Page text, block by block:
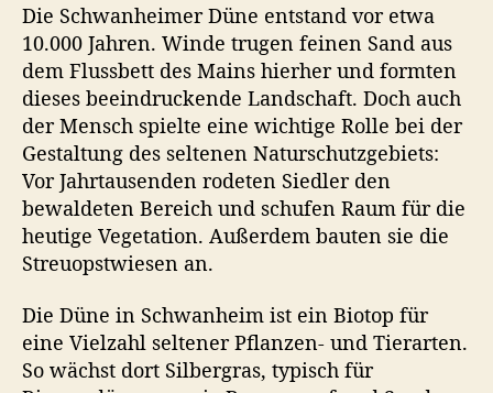
e
Die Schwanheimer Düne entstand vor etwa
10.000 Jahren. Winde trugen feinen Sand aus
dem Flussbett des Mains hierher und formten
dieses beeindruckende Landschaft. Doch auch
der Mensch spielte eine wichtige Rolle bei der
Gestaltung des seltenen Naturschutzgebiets:
Vor Jahrtausenden rodeten Siedler den
bewaldeten Bereich und schufen Raum für die
heutige Vegetation. Außerdem bauten sie die
Streuopstwiesen an.
Die Düne in Schwanheim ist ein Biotop für
eine Vielzahl seltener Pflanzen- und Tierarten.
So wächst dort Silbergras, typisch für